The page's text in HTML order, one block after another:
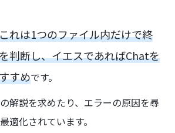
れは1つのファイル内だけで終
判断し、イエスであればChatを
すめです。
解説を求めたり、エラーの原因を尋
適化されています。